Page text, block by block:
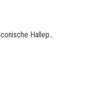
Ontdek in Sint-Gillis, tegenover de iconische Hallepoort, dit lichte appartement van 107 m² met een opmerkelijk vrij uitzicht. Het bestaat uit een ruime woonkamer, een aangrenzende eetkamer met een volledig uitgeruste keuken, twee comfortabele slaapkamers en een badkamer. Dubbele beglazing zorgt voor een efficiënte isolatie. De locatie is ideaal: op een steenworp afstand van trendy winkels, cafés en restaurants, en op slechts 500 m van de metro, met directe toegang tot het stadscentrum en de treinstations. Energielabel PEB E-.